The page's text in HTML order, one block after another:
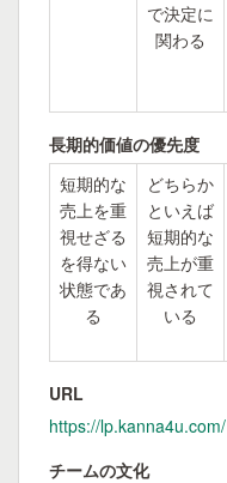
で決定に
関わる
長期的価値の優先度
短期的な
売上を重
視せざる
を得ない
状態であ
る
どちらか
といえば
短期的な
売上が重
視されて
いる
URL
https://lp.kanna4u.com/
チームの文化